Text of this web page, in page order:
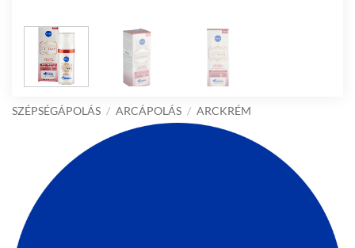
SZÉPSÉGÁPOLÁS / ARCÁPOLÁS / ARCKRÉM